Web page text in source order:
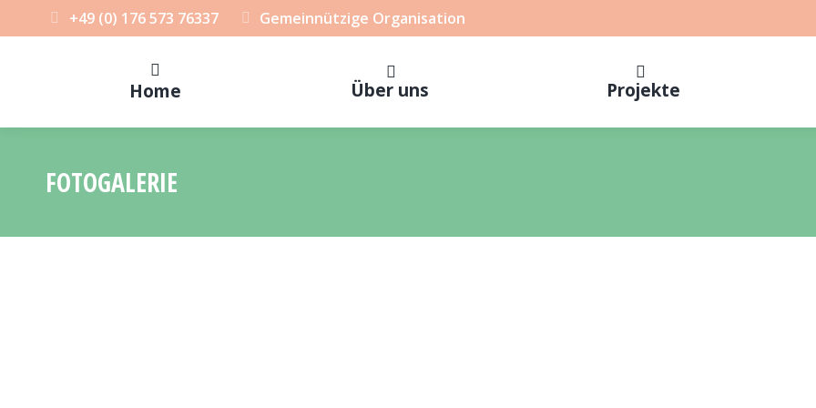
+49 (0) 176 573 76337 Gemeinnützige Organisation
Home Über uns Projekte
FOTOGALERIE